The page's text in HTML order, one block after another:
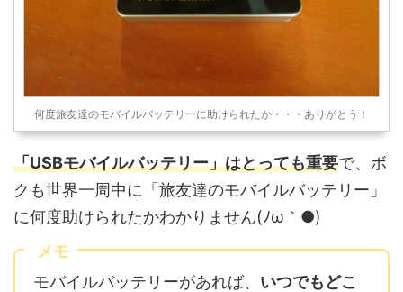
何度旅友達のモバイルバッテリーに助けられたか・・・ありがとう！
「USBモバイルバッテリー」はとっても重要で、ボ
クも世界一周中に「旅友達のモバイルバッテリー」
に何度助けられたかわかりません(ﾉω｀●)
メモ
モバイルバッテリーがあれば、 いつでもどこ